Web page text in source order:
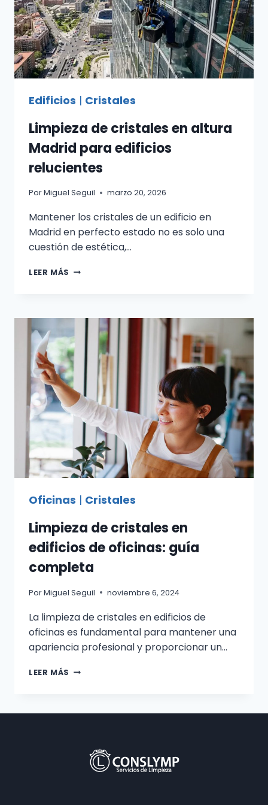
Edificios | Cristales
Limpieza de cristales en altura
Madrid para edificios
relucientes
PorMiguel Seguil marzo 20, 2026
Mantener los cristales de un edificio en
Madrid en perfecto estado no es solo una
cuestión de estética,…
LEER MÁS LIMPIEZA
EN
ALTURA
MADRID
PARA
EDIFICIOS
RELUCIENTES
Oficinas | Cristales
Limpieza de cristales en
edificios de oficinas: guía
completa
PorMiguel Seguil noviembre 6, 2024
La limpieza de cristales en edificios de
oficinas es fundamental para mantener una
apariencia profesional y proporcionar un…
LEER MÁS LIMPIEZA
EN
OFICINAS: